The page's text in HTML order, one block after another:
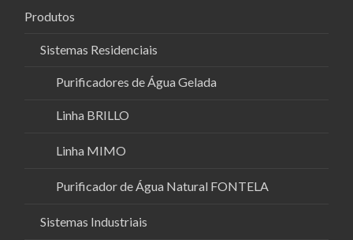
Produtos
Sistemas Residenciais
Purificadores de Água Gelada
Linha BRILLO
Linha MIMO
Purificador de Água Natural FONTELA
Sistemas Industriais